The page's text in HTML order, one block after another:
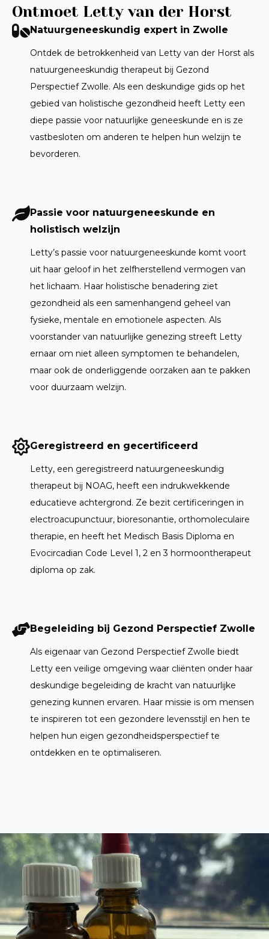
Ontmoet Letty van der Horst
Natuurgeneeskundig expert in Zwolle
Ontdek de betrokkenheid van Letty van der Horst als
natuurgeneeskundig therapeut bij Gezond
Perspectief Zwolle. Als een deskundige gids op het
gebied van holistische gezondheid heeft Letty een
diepe passie voor natuurlijke geneeskunde en is ze
vastbesloten om anderen te helpen hun welzijn te
bevorderen.
Passie voor natuurgeneeskunde en
holistisch welzijn
Letty’s passie voor natuurgeneeskunde komt voort
uit haar geloof in het zelfherstellend vermogen van
het lichaam. Haar holistische benadering ziet
gezondheid als een samenhangend geheel van
fysieke, mentale en emotionele aspecten. Als
voorstander van natuurlijke genezing streeft Letty
ernaar om niet alleen symptomen te behandelen,
maar ook de onderliggende oorzaken aan te pakken
voor duurzaam welzijn.
Geregistreerd en gecertificeerd
Letty, een geregistreerd natuurgeneeskundig
therapeut bij NOAG, heeft een indrukwekkende
educatieve achtergrond. Ze bezit certificeringen in
electroacupunctuur, bioresonantie, orthomoleculaire
therapie, en heeft het Medisch Basis Diploma en
Evocircadian Code Level 1, 2 en 3 hormoontherapeut
diploma op zak.
Begeleiding bij Gezond Perspectief Zwolle
Als eigenaar van Gezond Perspectief Zwolle biedt
Letty een veilige omgeving waar cliënten onder haar
deskundige begeleiding de kracht van natuurlijke
genezing kunnen ervaren. Haar missie is om mensen
te inspireren tot een gezondere levensstijl en hen te
helpen hun eigen gezondheidsperspectief te
ontdekken en te optimaliseren.